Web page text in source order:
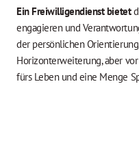
Ein Freiwilligendienst bietet
engagieren und
der persönlichen
Horizonterweiterung, aber
fürs Leben und eine Menge